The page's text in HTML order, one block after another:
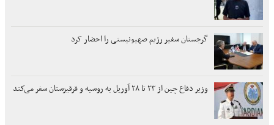
گرجستان سفیر رژیم صهیونیستی را احضار کرد
وزیر دفاع چین از ۲۳ تا ۲۸ آوریل به روسیه و قرقیزستان سفر می‌کند